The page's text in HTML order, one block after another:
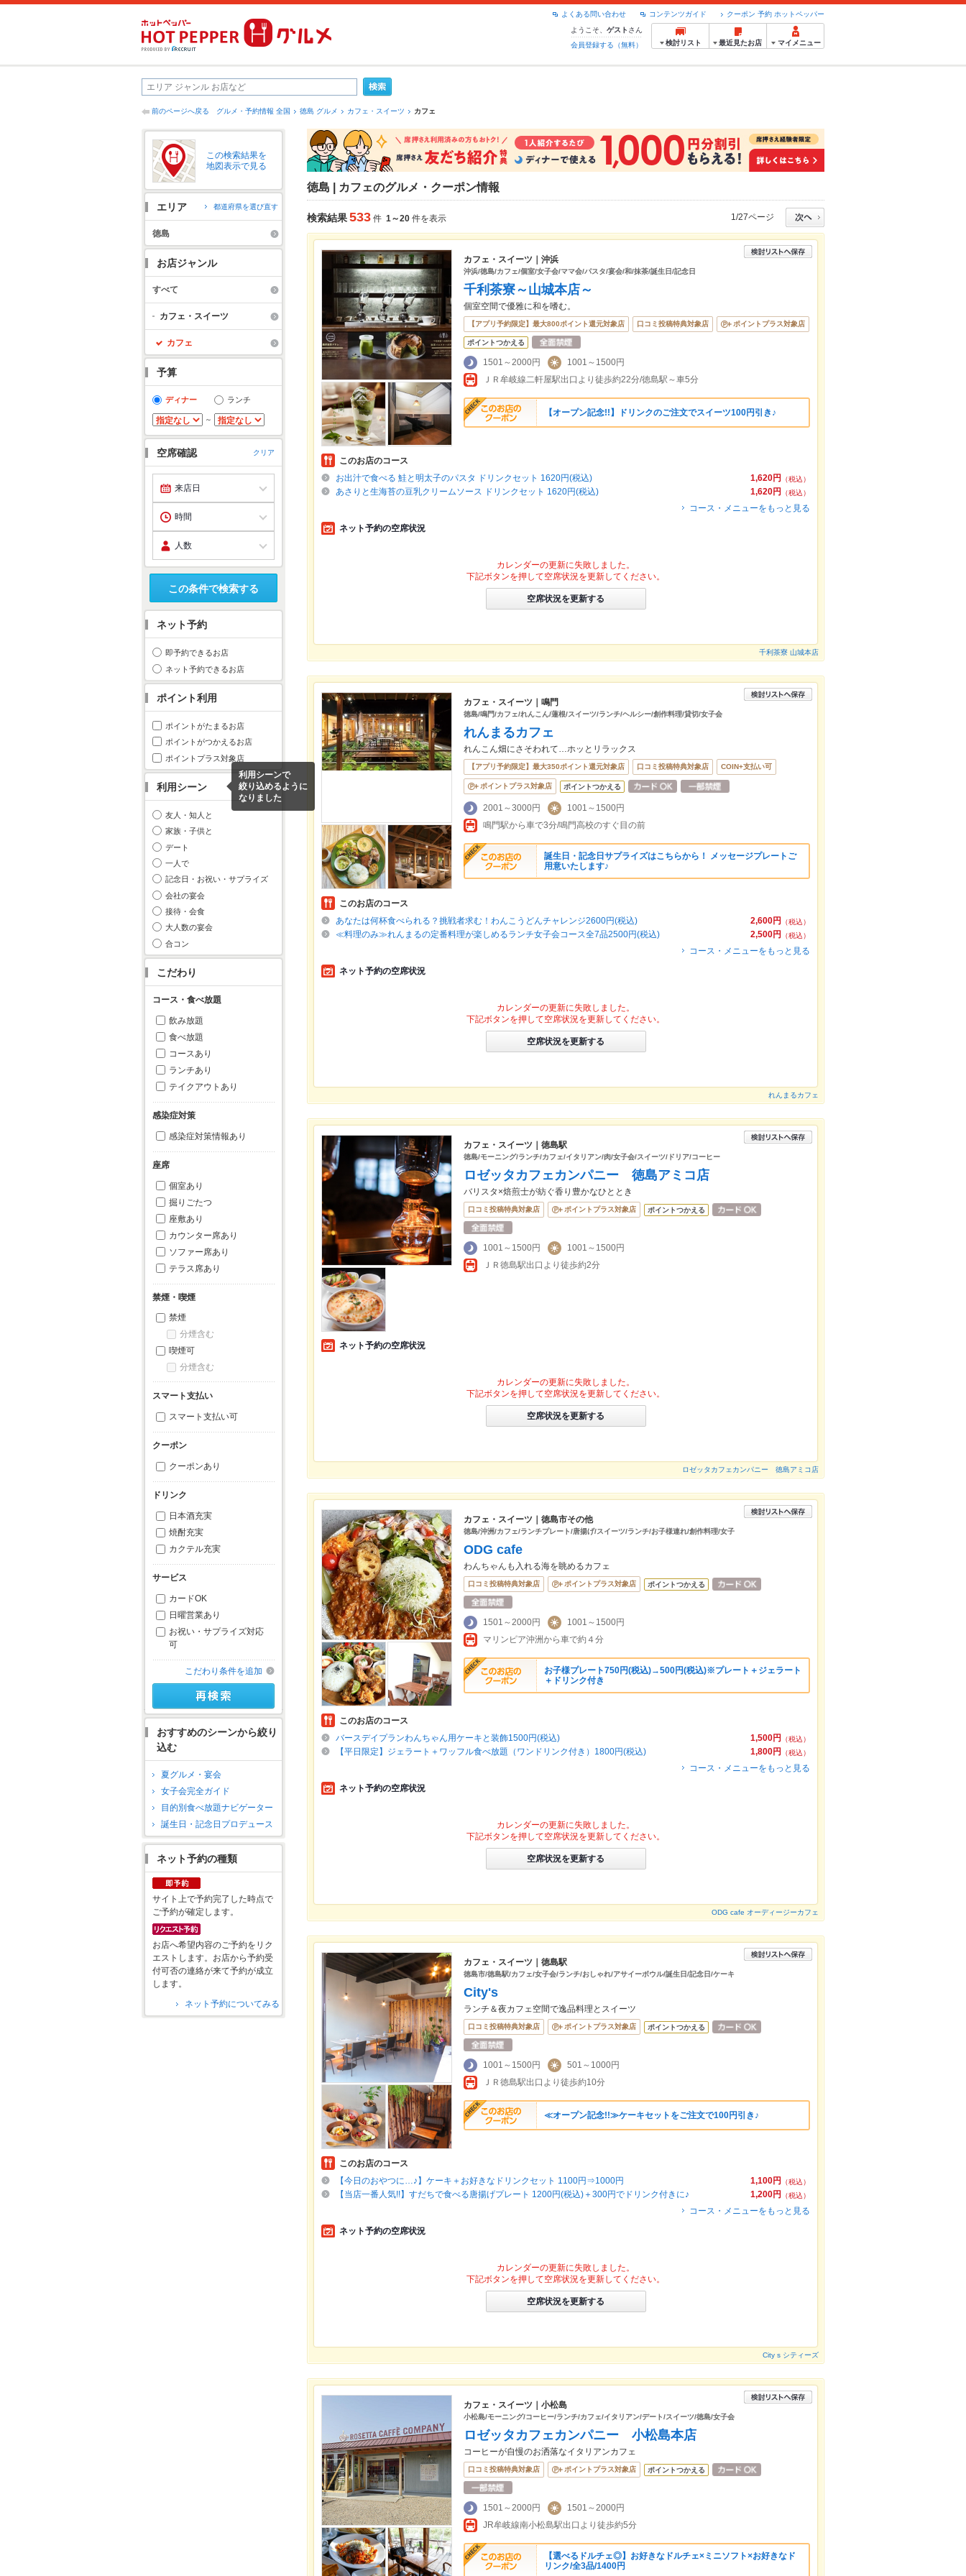
クーポン 予約 ホットペッパー
コンテンツガイド
よくある問い合わせ
ようこそ、 ゲスト さん
会員登録する（無料）
検討リスト 最近見たお店 マイメニュー
前のページへ戻る グルメ・予約情報 全国 徳島 グルメ カフェ・スイーツ カフェ
この検索結果を
地図表示で見る
エリア 都道府県を選び直す
徳島
お店ジャンル
すべて
カフェ・スイーツ
カフェ
予算
ディナー ランチ
～
空席確認 クリア
この条件で検索する
ネット予約
即予約できるお店
ネット予約できるお店
ポイント利用
ポイントがたまるお店
ポイントがつかえるお店
ポイントプラス対象店
利用シーン
利用シーンで
絞り込めるように
なりました
友人・知人と
家族・子供と
デート
一人で
記念日・お祝い・サプライズ
会社の宴会
接待・会食
大人数の宴会
合コン
こだわり
コース・食べ放題
飲み放題
食べ放題
コースあり
ランチあり
テイクアウトあり
感染症対策
感染症対策情報あり
座席
個室あり
掘りごたつ
座敷あり
カウンター席あり
ソファー席あり
テラス席あり
禁煙・喫煙
禁煙
分煙含む
喫煙可
分煙含む
スマート支払い
スマート支払い可
クーポン
クーポンあり
ドリンク
日本酒充実
焼酎充実
カクテル充実
サービス
カードOK
日曜営業あり
お祝い・サプライズ対応
可
こだわり条件を追加
おすすめのシーンから絞り
込む
夏グルメ・宴会
女子会完全ガイド
目的別食べ放題ナビゲーター
誕生日・記念日プロデュース
ネット予約の種類
サイト上で予約完了した時点で
ご予約が確定します。
お店へ希望内容のご予約をリク
エストします。お店から予約受
付可否の連絡が来て予約が成立
します。
ネット予約についてみる
徳島 | カフェのグルメ・クーポン情報
検索結果533 件 1～20 件を表示 1/27ページ
カフェ・スイーツ｜沖浜
沖浜/徳島/カフェ/個室/女子会/ママ会/パスタ/宴会/和/抹茶/誕生日/記念日
千利茶寮～山城本店～
個室空間で優雅に和を嗜む。
【アプリ予約限定】最大800ポイント還元対象店 口コミ投稿特典対象店 ポイントプラス対象店
ポイントつかえる
1501～2000円
1001～1500円
ＪＲ牟岐線二軒屋駅出口より徒歩約22分/徳島駅～車5分
【オープン記念!!】ドリンクのご注文でスイーツ100円引き♪
このお店のコース
1,620円
（税込）
お出汁で食べる 鮭と明太子のパスタ ドリンクセット 1620円(税込)
1,620円
（税込）
あさりと生海苔の豆乳クリームソース ドリンクセット 1620円(税込)
コース・メニューをもっと見る
ネット予約の空席状況
カレンダーの更新に失敗しました。
下記ボタンを押して空席状況を更新してください。
空席状況を更新する
千利茶寮 山城本店
カフェ・スイーツ｜鳴門
徳島/鳴門/カフェ/れんこん/蓮根/スイーツ/ランチ/ヘルシー/創作料理/貸切/女子会
れんまるカフェ
れんこん畑にさそわれて…ホッとリラックス
【アプリ予約限定】最大350ポイント還元対象店 口コミ投稿特典対象店 COIN+支払い可
ポイントプラス対象店 ポイントつかえる
2001～3000円
1001～1500円
鳴門駅から車で3分/鳴門高校のすぐ目の前
誕生日・記念日サプライズはこちらから！ メッセージプレートご
用意いたします♪
このお店のコース
2,600円
（税込）
あなたは何杯食べられる？挑戦者求む！わんこうどんチャレンジ2600円(税込)
2,500円
（税込）
≪料理のみ≫れんまるの定番料理が楽しめるランチ女子会コース全7品2500円(税込)
コース・メニューをもっと見る
ネット予約の空席状況
カレンダーの更新に失敗しました。
下記ボタンを押して空席状況を更新してください。
空席状況を更新する
れんまるカフェ
カフェ・スイーツ｜徳島駅
徳島/モーニング/ランチ/カフェ/イタリアン/肉/女子会/スイーツ/ドリア/コーヒー
ロゼッタカフェカンパニー 徳島アミコ店
バリスタ×焙煎士が紡ぐ香り豊かなひととき
口コミ投稿特典対象店 ポイントプラス対象店 ポイントつかえる
1001～1500円
1001～1500円
ＪＲ徳島駅出口より徒歩約2分
ネット予約の空席状況
カレンダーの更新に失敗しました。
下記ボタンを押して空席状況を更新してください。
空席状況を更新する
ロゼッタカフェカンパニー 徳島アミコ店
カフェ・スイーツ｜徳島市その他
徳島/沖洲/カフェ/ランチプレート/唐揚げ/スイーツ/ランチ/お子様連れ/創作料理/女子
ODG cafe
わんちゃんも入れる海を眺めるカフェ
口コミ投稿特典対象店 ポイントプラス対象店 ポイントつかえる
1501～2000円
1001～1500円
マリンピア沖洲から車で約４分
お子様プレート750円(税込)→500円(税込)※プレート＋ジェラート
＋ドリンク付き
このお店のコース
1,500円
（税込）
バースデイプランわんちゃん用ケーキと装飾1500円(税込)
1,800円
（税込）
【平日限定】ジェラート＋ワッフル食べ放題（ワンドリンク付き）1800円(税込)
コース・メニューをもっと見る
ネット予約の空席状況
カレンダーの更新に失敗しました。
下記ボタンを押して空席状況を更新してください。
空席状況を更新する
ODG cafe オーディージーカフェ
カフェ・スイーツ｜徳島駅
徳島市/徳島駅/カフェ/女子会/ランチ/おしゃれ/アサイーボウル/誕生日/記念日/ケーキ
City's
ランチ＆夜カフェ空間で逸品料理とスイーツ
口コミ投稿特典対象店 ポイントプラス対象店 ポイントつかえる
1001～1500円
501～1000円
ＪＲ徳島駅出口より徒歩約10分
≪オープン記念!!≫ケーキセットをご注文で100円引き♪
このお店のコース
1,100円
（税込）
【今日のおやつに…♪】ケーキ＋お好きなドリンクセット 1100円⇒1000円
1,200円
（税込）
【当店一番人気!!】すだちで食べる唐揚げプレート 1200円(税込)＋300円でドリンク付きに♪
コース・メニューをもっと見る
ネット予約の空席状況
カレンダーの更新に失敗しました。
下記ボタンを押して空席状況を更新してください。
空席状況を更新する
City s シティーズ
カフェ・スイーツ｜小松島
小松島/モーニング/コーヒー/ランチ/カフェ/イタリアン/デート/スイーツ/徳島/女子会
ロゼッタカフェカンパニー 小松島本店
コーヒーが自慢のお洒落なイタリアンカフェ
口コミ投稿特典対象店 ポイントプラス対象店 ポイントつかえる
1501～2000円
1501～2000円
JR牟岐線南小松島駅出口より徒歩約5分
【選べるドルチェ◎】お好きなドルチェ×ミニソフト×お好きなド
リンク/全3品/1400円